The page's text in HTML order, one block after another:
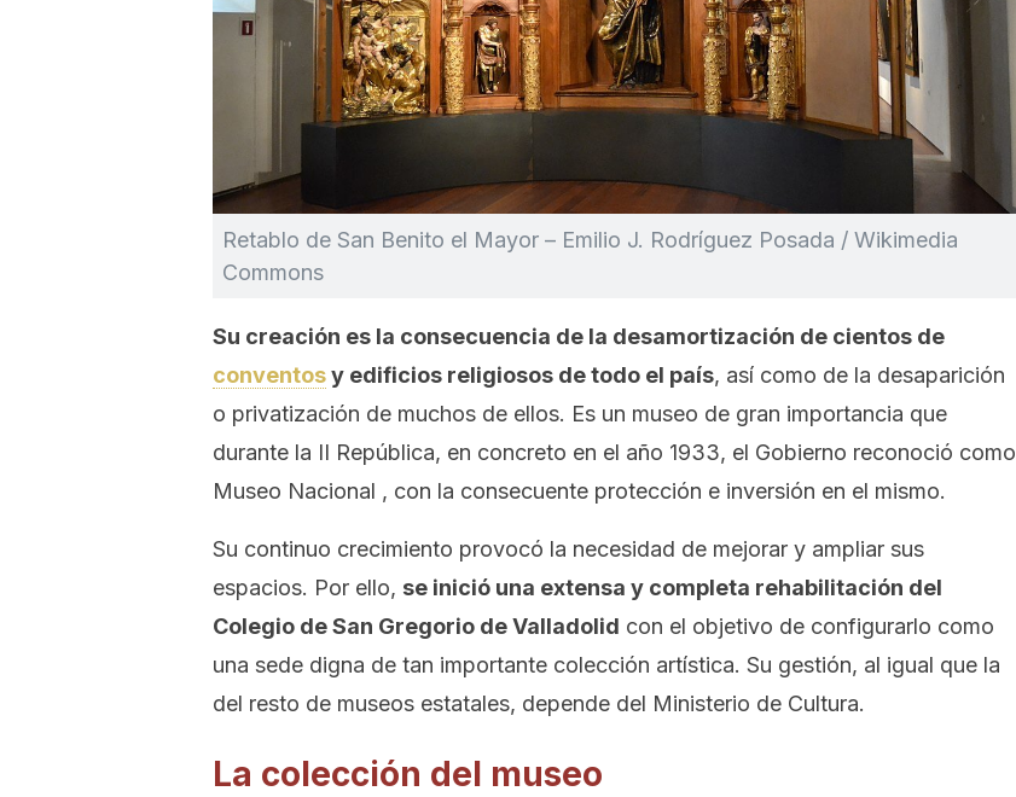
Retablo de San Benito el Mayor – Emilio J. Rodríguez Posada / Wikimedia
Commons
Su creación es la consecuencia de la desamortización de cientos de
conventosy edificios religiosos de todo el país, así como de la desaparición
o privatización de muchos de ellos. Es un museo de gran importancia que
durante la II República, en concreto en el año 1933, el Gobierno reconoció como
Museo Nacional , con la consecuente protección e inversión en el mismo.
Su continuo crecimiento provocó la necesidad de mejorar y ampliar sus
espacios. Por ello, se inició una extensa y completa rehabilitación del
Colegio de San Gregorio de Valladolid con el objetivo de configurarlo como
una sede digna de tan importante colección artística. Su gestión, al igual que la
del resto de museos estatales, depende del Ministerio de Cultura.
La colección del museo